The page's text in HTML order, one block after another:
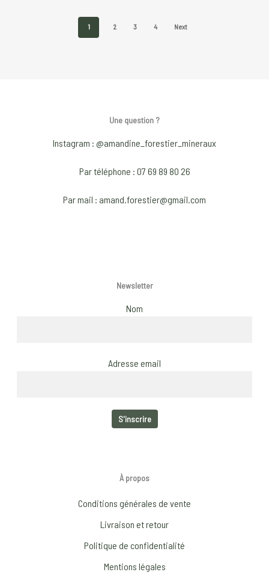
1 2 3 4 Next
Une question ?
Instagram : @amandine_forestier_mineraux
Par téléphone : 07 69 89 80 26
Par mail : amand.forestier@gmail.com
Newsletter
Nom
Adresse email
À propos
Conditions générales de vente
Livraison et retour
Politique de confidentialité
Mentions légales